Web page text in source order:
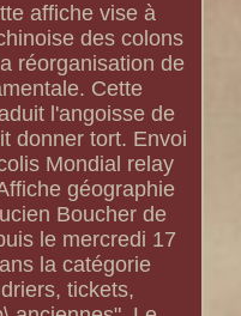
affiche vise à
des colons
réorganisation de
Cette
l'angoisse de
donner tort. Envoi
Mondial relay
géographie
Boucher de
le mercredi 17
la catégorie
tickets,